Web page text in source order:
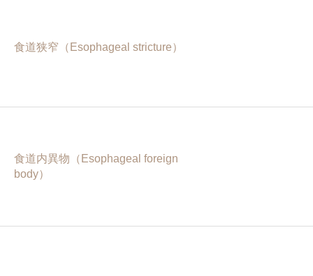
食道狭窄（Esophageal stricture）
食道内異物（Esophageal foreign
body）